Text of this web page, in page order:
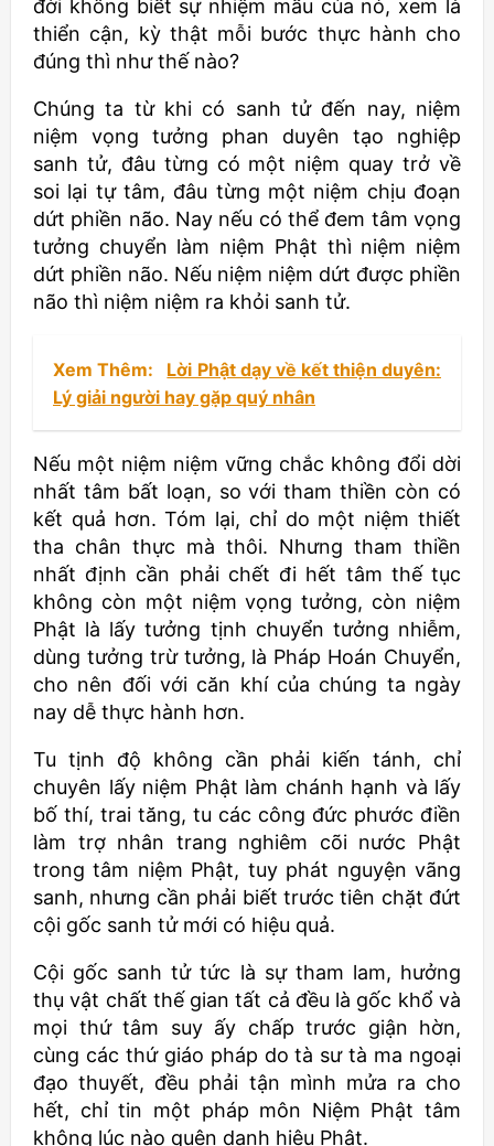
đời không biết sự nhiệm mầu của nó, xem là
thiển cận, kỳ thật mỗi bước thực hành cho
đúng thì như thế nào?
Chúng ta từ khi có sanh tử đến nay, niệm
niệm vọng tưởng phan duyên tạo nghiệp
sanh tử, đâu từng có một niệm quay trở về
soi lại tự tâm, đâu từng một niệm chịu đoạn
dứt phiền não. Nay nếu có thể đem tâm vọng
tưởng chuyển làm niệm Phật thì niệm niệm
dứt phiền não. Nếu niệm niệm dứt được phiền
não thì niệm niệm ra khỏi sanh tử.
Xem Thêm:
Lời Phật dạy về kết thiện duyên:
Lý giải người hay gặp quý nhân
Nếu một niệm niệm vững chắc không đổi dời
nhất tâm bất loạn, so với tham thiền còn có
kết quả hơn. Tóm lại, chỉ do một niệm thiết
tha chân thực mà thôi. Nhưng tham thiền
nhất định cần phải chết đi hết tâm thế tục
không còn một niệm vọng tưởng, còn niệm
Phật là lấy tưởng tịnh chuyển tưởng nhiễm,
dùng tưởng trừ tưởng, là Pháp Hoán Chuyển,
cho nên đối với căn khí của chúng ta ngày
nay dễ thực hành hơn.
Tu tịnh độ không cần phải kiến tánh, chỉ
chuyên lấy niệm Phật làm chánh hạnh và lấy
bố thí, trai tăng, tu các công đức phước điền
làm trợ nhân trang nghiêm cõi nước Phật
trong tâm niệm Phật, tuy phát nguyện vãng
sanh, nhưng cần phải biết trước tiên chặt đứt
cội gốc sanh tử mới có hiệu quả.
Cội gốc sanh tử tức là sự tham lam, hưởng
thụ vật chất thế gian tất cả đều là gốc khổ và
mọi thứ tâm suy ấy chấp trước giận hờn,
cùng các thứ giáo pháp do tà sư tà ma ngoại
đạo thuyết, đều phải tận mình mửa ra cho
hết, chỉ tin một pháp môn Niệm Phật tâm
không lúc nào quên danh hiệu Phật.